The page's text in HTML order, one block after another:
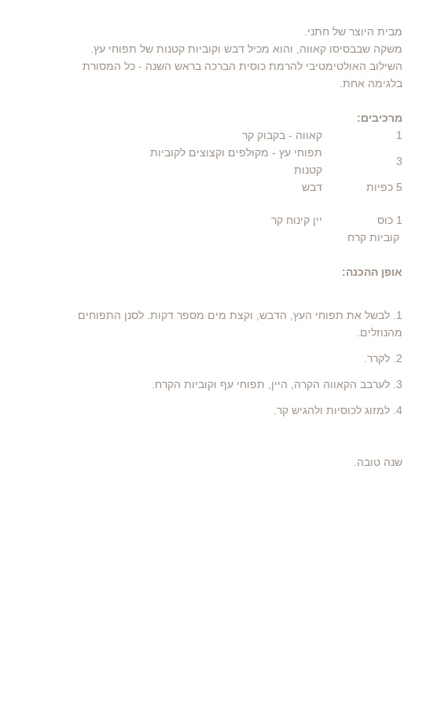
מבית היוצר של חתני.
משקה שבבסיסו קאווה, והוא מכיל דבש וקוביות קטנות של תפוחי עץ.
השילוב האולטימטיבי להרמת כוסית הברכה בראש השנה - כל המסורת
בלגימה אחת.
מרכיבים:
1
קאווה - בקבוק קר
3
תפוחי עץ - מקולפים וקצוצים לקוביות
קטנות
5 כפיות דבש
1 כוס
יין קינוח קר
קוביות קרח
אופן ההכנה:
1. לבשל את תפוחי העץ, הדבש, וקצת מים מספר דקות. לסנן התפוחים
מהנוזלים.
2. לקרר.
3. לערבב הקאווה הקרה, היין, תפוחי עף וקוביות הקרח.
4. למזוג לכוסיות ולהגיש קר.
שנה טובה.